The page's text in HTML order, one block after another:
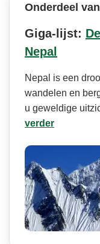
Onderdeel
Giga-lijst:
Nepal
Nepal is een
wandelen en
u geweldige
verder